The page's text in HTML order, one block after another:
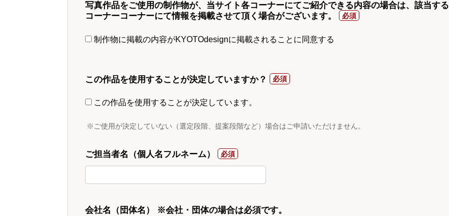
写真作品をご使用の制作物が、当サイト各コーナーにてご紹介できる内容の場合は、該当する
コーナーコーナーにて情報を掲載させて頂く場合がございます。
制作物に掲載の内容がKYOTOdesignに掲載されることに同意する
この作品を使用することが決定していますか？
この作品を使用することが決定しています。
※ご使用が決定していない（選定段階、提案段階など）場合はご申請いただけません。
ご担当者名（個人名フルネーム）
会社名（団体名） ※会社・団体の場合は必須です。